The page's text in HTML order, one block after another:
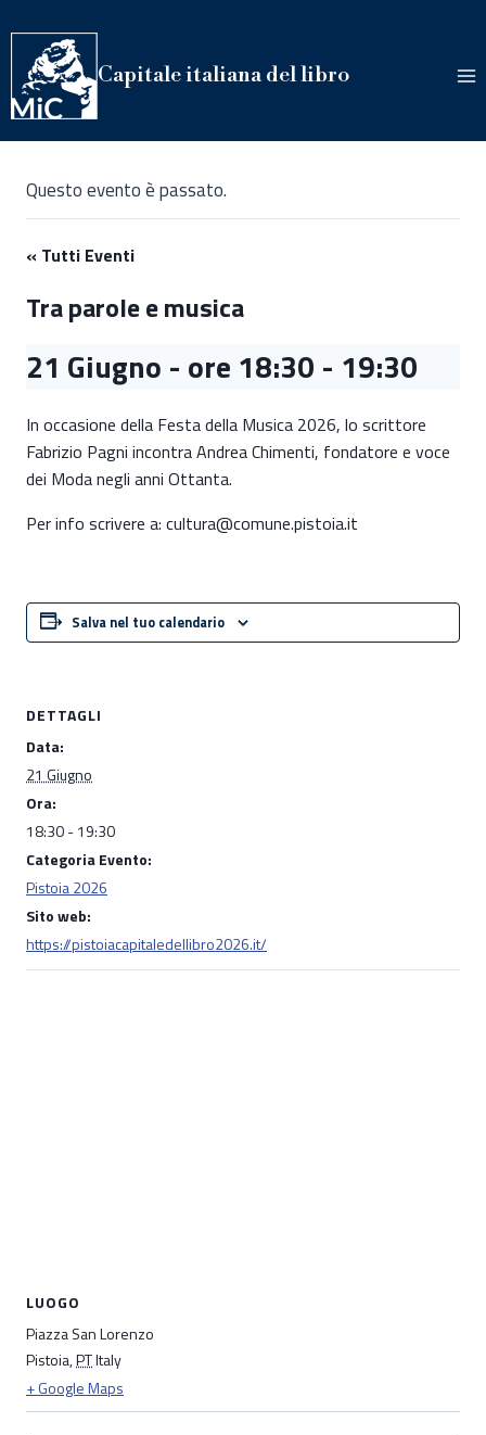
al
contenuto
Capitale italiana del libro
Questo evento è passato.
« Tutti Eventi
Tra parole e musica
21 Giugno - ore 18:30 - 19:30
In occasione della Festa della Musica 2026, lo scrittore
Fabrizio Pagni incontra Andrea Chimenti, fondatore e voce
dei Moda negli anni Ottanta.
Per info scrivere a: cultura@comune.pistoia.it
Salva nel tuo calendario
DETTAGLI
Data:
21 Giugno
Ora:
18:30 - 19:30
Categoria Evento:
Pistoia 2026
Sito web:
https://pistoiacapitaledellibro2026.it/
LUOGO
Piazza San Lorenzo
Pistoia,PTItaly
+ Google Maps